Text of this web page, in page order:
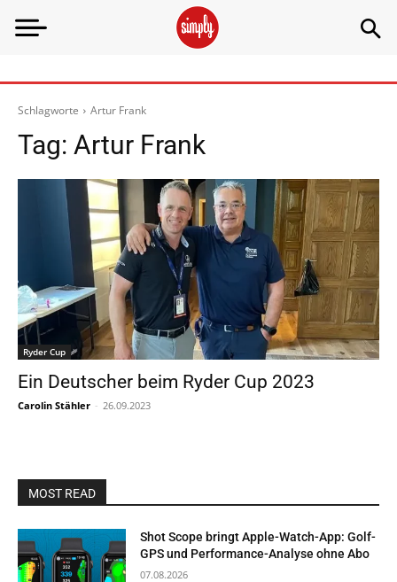
Schlagworte Artur Frank
Tag: Artur Frank
Ryder Cup
Ein Deutscher beim Ryder Cup 2023
Carolin Stähler - 26.09.2023
MOST READ
Shot Scope bringt Apple-Watch-App: Golf-
GPS und Performance-Analyse ohne Abo
07.08.2026